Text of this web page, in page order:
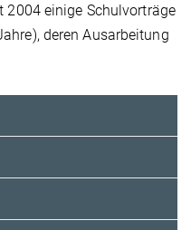
2004 einige Schulvorträge
deren Ausarbeitung